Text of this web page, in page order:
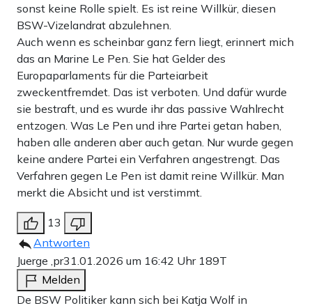
sonst keine Rolle spielt. Es ist reine Willkür, diesen
BSW-Vizelandrat abzulehnen.
Auch wenn es scheinbar ganz fern liegt, erinnert mich
das an Marine Le Pen. Sie hat Gelder des
Europaparlaments für die Parteiarbeit
zweckentfremdet. Das ist verboten. Und dafür wurde
sie bestraft, und es wurde ihr das passive Wahlrecht
entzogen. Was Le Pen und ihre Partei getan haben,
haben alle anderen aber auch getan. Nur wurde gegen
keine andere Partei ein Verfahren angestrengt. Das
Verfahren gegen Le Pen ist damit reine Willkür. Man
merkt die Absicht und ist verstimmt.
13
Antworten
Juerge ,pr31.01.2026 um 16:42 Uhr 189T
Melden
De BSW Politiker kann sich bei Katja Wolf in